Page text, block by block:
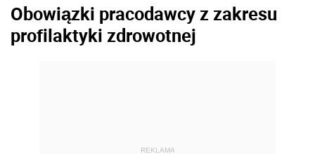
Obowiązki pracodawcy z zakresu
profilaktyki zdrowotnej
REKLAMA